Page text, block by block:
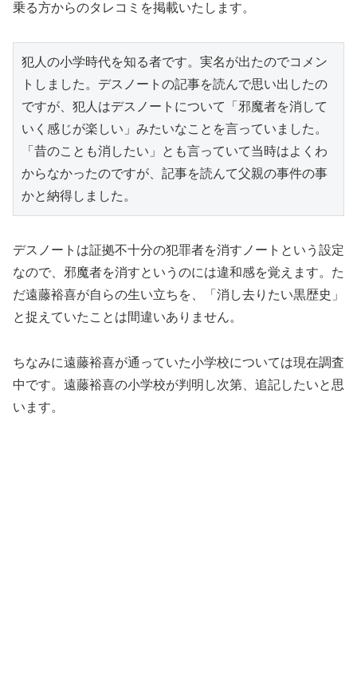
乗る方からのタレコミを掲載いたします。
犯人の小学時代を知る者です。実名が出たのでコメン
トしました。デスノートの記事を読んで思い出したの
ですが、犯人はデスノートについて「邪魔者を消して
いく感じが楽しい」みたいなことを言っていました。
「昔のことも消したい」とも言っていて当時はよくわ
からなかったのですが、記事を読んて父親の事件の事
かと納得しました。
デスノートは証拠不十分の犯罪者を消すノートという設定
なので、邪魔者を消すというのには違和感を覚えます。た
だ遠藤裕喜が自らの生い立ちを、「消し去りたい黒歴史」
と捉えていたことは間違いありません。
ちなみに遠藤裕喜が通っていた小学校については現在調査
中です。遠藤裕喜の小学校が判明し次第、追記したいと思
います。